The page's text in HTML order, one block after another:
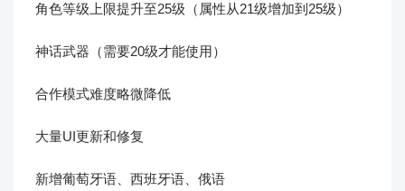
角色等级上限提升至25级（属性从21级增加到25级）
神话武器（需要20级才能使用）
合作模式难度略微降低
大量UI更新和修复
新增葡萄牙语、西班牙语、俄语